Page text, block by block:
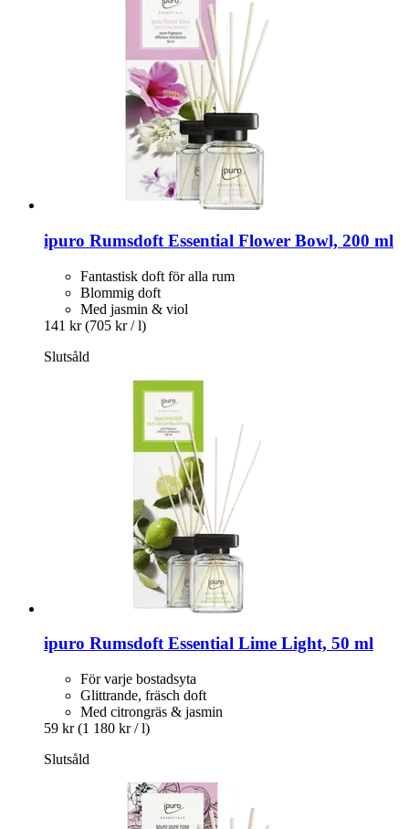
ipuro Rumsdoft Essential Flower Bowl, 200 ml
Fantastisk doft för alla rum
Blommig doft
Med jasmin & viol
141 kr (705 kr / l)
Slutsåld
ipuro Rumsdoft Essential Lime Light, 50 ml
För varje bostadsyta
Glittrande, fräsch doft
Med citrongräs & jasmin
59 kr (1 180 kr / l)
Slutsåld